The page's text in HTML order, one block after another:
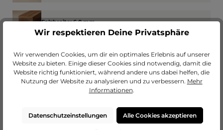
Falzbreite: 6,0 mm
Wie weit der Rahmen am Rand das Glas überdeckt
Wir respektieren Deine Privatsphäre
Wir verwenden Cookies, um dir ein optimales Erlebnis auf unserer
Website zu bieten. Einige dieser Cookies sind notwendig, damit die
Website richtig funktioniert, während andere uns dabei helfen, die
Nutzung der Website zu analysieren und zu verbessern. Mehr
Informationen.
Datenschutzeinstellungen Alle Cookies akzeptieren